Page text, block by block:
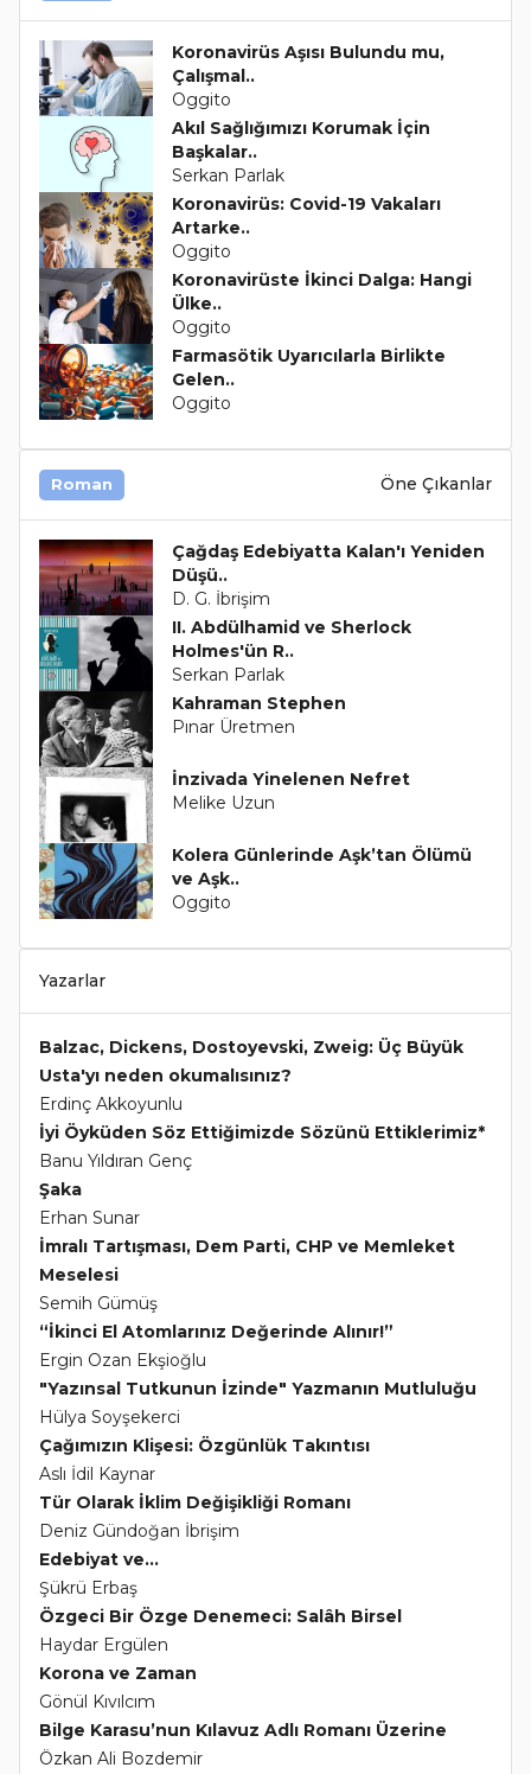
Koronavirüs Aşısı Bulundu mu,
Çalışmal..
Oggito
Akıl Sağlığımızı Korumak İçin
Başkalar..
Serkan Parlak
Koronavirüs: Covid-19 Vakaları
Artarke..
Oggito
Koronavirüste İkinci Dalga: Hangi
Ülke..
Oggito
Farmasötik Uyarıcılarla Birlikte
Gelen..
Oggito
Roman Öne Çıkanlar
Çağdaş Edebiyatta Kalan'ı Yeniden
Düşü..
D. G. İbrişim
II. Abdülhamid ve Sherlock
Holmes'ün R..
Serkan Parlak
Kahraman Stephen
Pınar Üretmen
İnzivada Yinelenen Nefret
Melike Uzun
Kolera Günlerinde Aşk’tan Ölümü
ve Aşk..
Oggito
Yazarlar
Balzac, Dickens, Dostoyevski, Zweig: Üç Büyük
Usta'yı neden okumalısınız?
Erdinç Akkoyunlu
İyi Öyküden Söz Ettiğimizde Sözünü Ettiklerimiz*
Banu Yıldıran Genç
Şaka
Erhan Sunar
İmralı Tartışması, Dem Parti, CHP ve Memleket
Meselesi
Semih Gümüş
“İkinci El Atomlarınız Değerinde Alınır!”
Ergin Ozan Ekşioğlu
"Yazınsal Tutkunun İzinde" Yazmanın Mutluluğu
Hülya Soyşekerci
Çağımızın Klişesi: Özgünlük Takıntısı
Aslı İdil Kaynar
Tür Olarak İklim Değişikliği Romanı
Deniz Gündoğan İbrişim
Edebiyat ve...
Şükrü Erbaş
Özgeci Bir Özge Denemeci: Salâh Birsel
Haydar Ergülen
Korona ve Zaman
Gönül Kıvılcım
Bilge Karasu’nun Kılavuz Adlı Romanı Üzerine
Özkan Ali Bozdemir